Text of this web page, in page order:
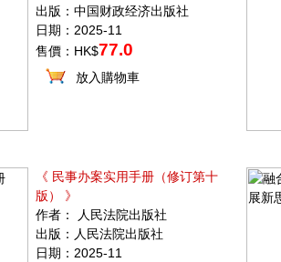
出版：中国财政经济出版社
日期：2025-11
售價：HK$77.0
放入購物車
《 民事办案实用手册（修订第十
版） 》
作者： 人民法院出版社
出版：人民法院出版社
日期：2025-11